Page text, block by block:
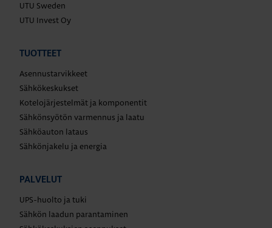
UTU Sweden
UTU Invest Oy
TUOTTEET
Asennustarvikkeet
Sähkökeskukset
Kotelojärjestelmät ja komponentit
Sähkönsyötön varmennus ja laatu
Sähköauton lataus
Sähkönjakelu ja energia
PALVELUT
UPS-huolto ja tuki
Sähkön laadun parantaminen